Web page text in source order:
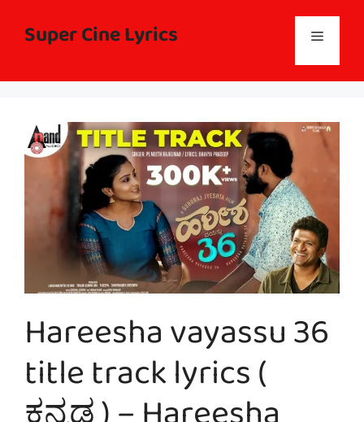
contentSuper Cine Lyrics Menu
Hareesha vayassu 36
title track lyrics (